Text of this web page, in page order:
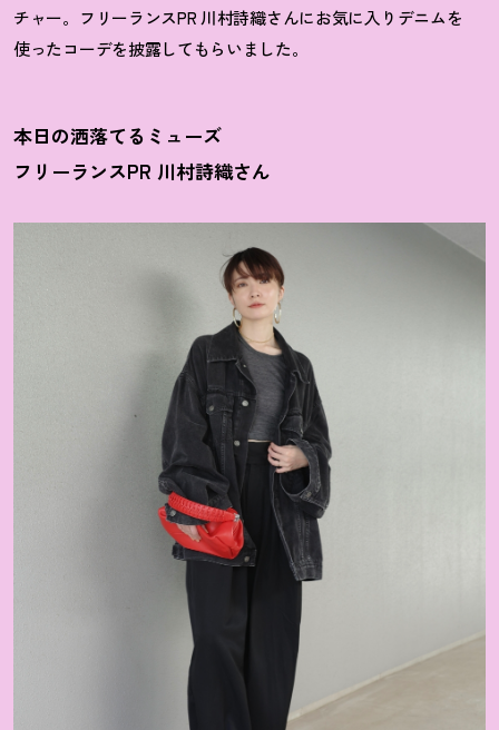
チャー。フリーランスPR 川村詩織さんにお気に入りデニムを
使ったコーデを披露してもらいました。
本日の洒落てるミューズ
フリーランスPR 川村詩織さん